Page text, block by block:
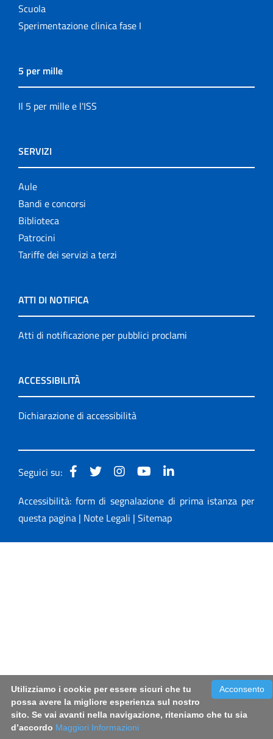
Scuola
Sperimentazione clinica fase I
5 per mille
Il 5 per mille e l'ISS
SERVIZI
Aule
Bandi e concorsi
Biblioteca
Patrocini
Tariffe dei servizi a terzi
ATTI DI NOTIFICA
Atti di notificazione per pubblici proclami
ACCESSIBILITÀ
Dichiarazione di accessibilità
Seguici su:
Accessibilità: form di segnalazione di prima istanza per
questa pagina | Note Legali | Sitemap
Acconsento
Utilizziamo i cookie per essere sicuri che tu
possa avere la migliore esperienza sul nostro
sito. Se vai avanti nella navigazione, riteniamo che tu sia
d’accordo Maggiori Informazioni